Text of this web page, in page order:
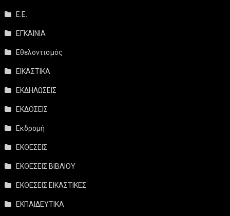
Ε.Ε.
ΕΓΚΑΙΝΙΑ
Εθελοντισμός
ΕΙΚΑΣΤΙΚΑ
ΕΚΔΗΛΩΣΕΙΣ
ΕΚΔΟΣΕΙΣ
Εκδρομή
ΕΚΘΕΣΕΙΣ
ΕΚΘΕΣΕΙΣ ΒΙΒΛΙΟΥ
ΕΚΘΕΣΕΙΣ ΕΙΚΑΣΤΙΚΕΣ
ΕΚΠΑΙΔΕΥΤΙΚΑ